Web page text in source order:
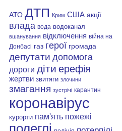
АТО ДТП Крим США акції
влада вода водоканал
вшанування відключення війна на
Донбасі газ герої громада
депутати допомога
дороги діти ерефія
жертви звитяги злочини
змагання зустрічі карантин
коронавірус
курорти пам'ять пожежі